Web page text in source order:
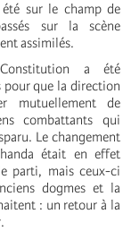
sur le champ de
sur la scène
assimilés.
a été
pour que la direction
mutuellement de
combattants qui
Le changement
était en effet
parti, mais ceux-ci
dogmes et la
: un retour à la